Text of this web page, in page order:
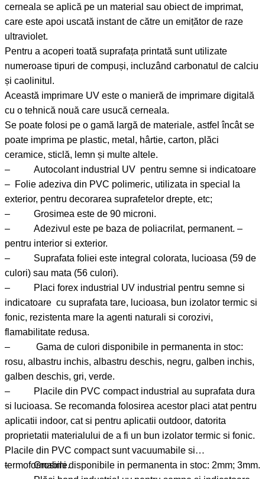
cerneala se aplică pe un material sau obiect de imprimat,
care este apoi uscată instant de către un emițător de raze
ultraviolet.
Pentru a acoperi toată suprafața printată sunt utilizate
numeroase tipuri de compuși, incluzând carbonatul de calciu
și caolinitul.
Această imprimare UV este o manieră de imprimare digitală
cu o tehnică nouă care usucă cerneala.
Se poate folosi pe o gamă largă de materiale, astfel încât se
poate imprima pe plastic, metal, hârtie, carton, plăci
ceramice, sticlă, lemn și multe altele.
– Autocolant industrial UV pentru semne si indicatoare
– Folie adeziva din PVC polimeric, utilizata in special la
exterior, pentru decorarea suprafetelor drepte, etc;
– Grosimea este de 90 microni.
– Adezivul este pe baza de poliacrilat, permanent. –
pentru interior si exterior.
– Suprafata foliei este integral colorata, lucioasa (59 de
culori) sau mata (56 culori).
– Placi forex industrial UV industrial pentru semne si
indicatoare cu suprafata tare, lucioasa, bun izolator termic si
fonic, rezistenta mare la agenti naturali si corozivi,
flamabilitate redusa.
– Gama de culori disponibile in permanenta in stoc:
rosu, albastru inchis, albastru deschis, negru, galben inchis,
galben deschis, gri, verde.
– Placile din PVC compact industrial au suprafata dura
si lucioasa. Se recomanda folosirea acestor placi atat pentru
aplicatii indoor, cat si pentru aplicatii outdoor, datorita
proprietatii materialului de a fi un bun izolator termic si fonic.
Placile din PVC compact sunt vacuumabile si
termoformabile.
– Grosimi disponibile in permanenta in stoc: 2mm; 3mm.